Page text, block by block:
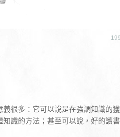
很多：它可以說是在強調知識的
識的方法；甚至可以說，好的讀